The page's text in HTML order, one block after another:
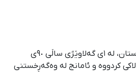
ئاژانسی هەواڵدەریی کوردستان، لە ١ی گەلاوێژی ساڵی ٩٠ی
کردووە و ئامانج لە وەگەڕخستنی